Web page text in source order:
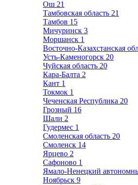
Ош 21
Тамбовская область 21
Тамбов 15
Мичуринск 3
Моршанск 1
Восточно-Казахстанская
Усть-Каменогорск 20
Чуйская область 20
Кара-Балта 2
Кант 1
Токмок 1
Чеченская Республика 20
Грозный 16
Шали 2
Гудермес 1
Смоленская область 20
Смоленск 14
Ярцево 2
Сафоново 1
Ямало-Ненецкий
Ноябрьск 9